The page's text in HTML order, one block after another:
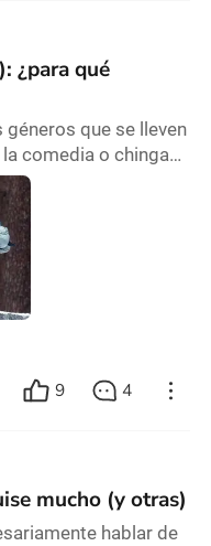
¿para qué
que se lleven
comedia o chinga
supo encontrarle
buenos
los 90’s (donde el
popularidad),
acción resultan
los esfuerzos
9 4
mucho (y otras)
hablar de